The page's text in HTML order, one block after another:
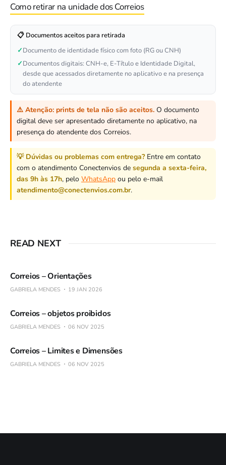
Como retirar na unidade dos Correios
📋 Documentos aceitos para retirada
✓Documento de identidade físico com foto (RG ou CNH)
✓Documentos digitais: CNH-e, E-Título e Identidade Digital,
desde que acessados diretamente no aplicativo e na presença
do atendente
⚠️ Atenção: prints de tela não são aceitos. O documento
digital deve ser apresentado diretamente no aplicativo, na
presença do atendente dos Correios.
💡 Dúvidas ou problemas com entrega?Entre em contato
com o atendimento Conectenvios de segunda a sexta-feira,
das 9h às 17h, pelo WhatsApp ou pelo e-mail
atendimento@conectenvios.com.br.
READ NEXT
Correios – Orientações
GABRIELA MENDES 19 JAN 2026
Correios – objetos proibidos
GABRIELA MENDES 06 NOV 2025
Correios – Limites e Dimensões
GABRIELA MENDES 06 NOV 2025